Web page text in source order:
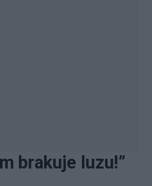
brakuje luzu!”